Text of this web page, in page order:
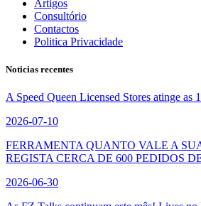
Artigos
Consultório
Contactos
Politica Privacidade
Noticias recentes
A Speed Queen Licensed Stores atinge as
2026-07-10
FERRAMENTA QUANTO VALE A
REGISTA CERCA DE 600 PEDIDOS
2026-06-30